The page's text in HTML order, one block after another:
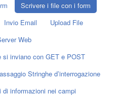
Scrivere i file con i form
Invio Email
Upload File
Web
si inviano con GET e POST
Stringhe d’interrogazione
informazioni nei campi